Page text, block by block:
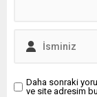
Daha sonraki
ve site adresim